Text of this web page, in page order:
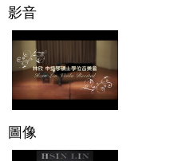
影音
圖像